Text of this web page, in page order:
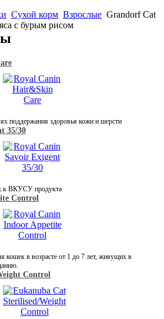
Сухой корм Взрослые Grandorf Cat
с бурым рисом
поддержания здоровья кожи и шерсти
35/30
к ВКУСУ продукта
Control
кошек в возрасте от 1 до 7 лет, живущих в
Control